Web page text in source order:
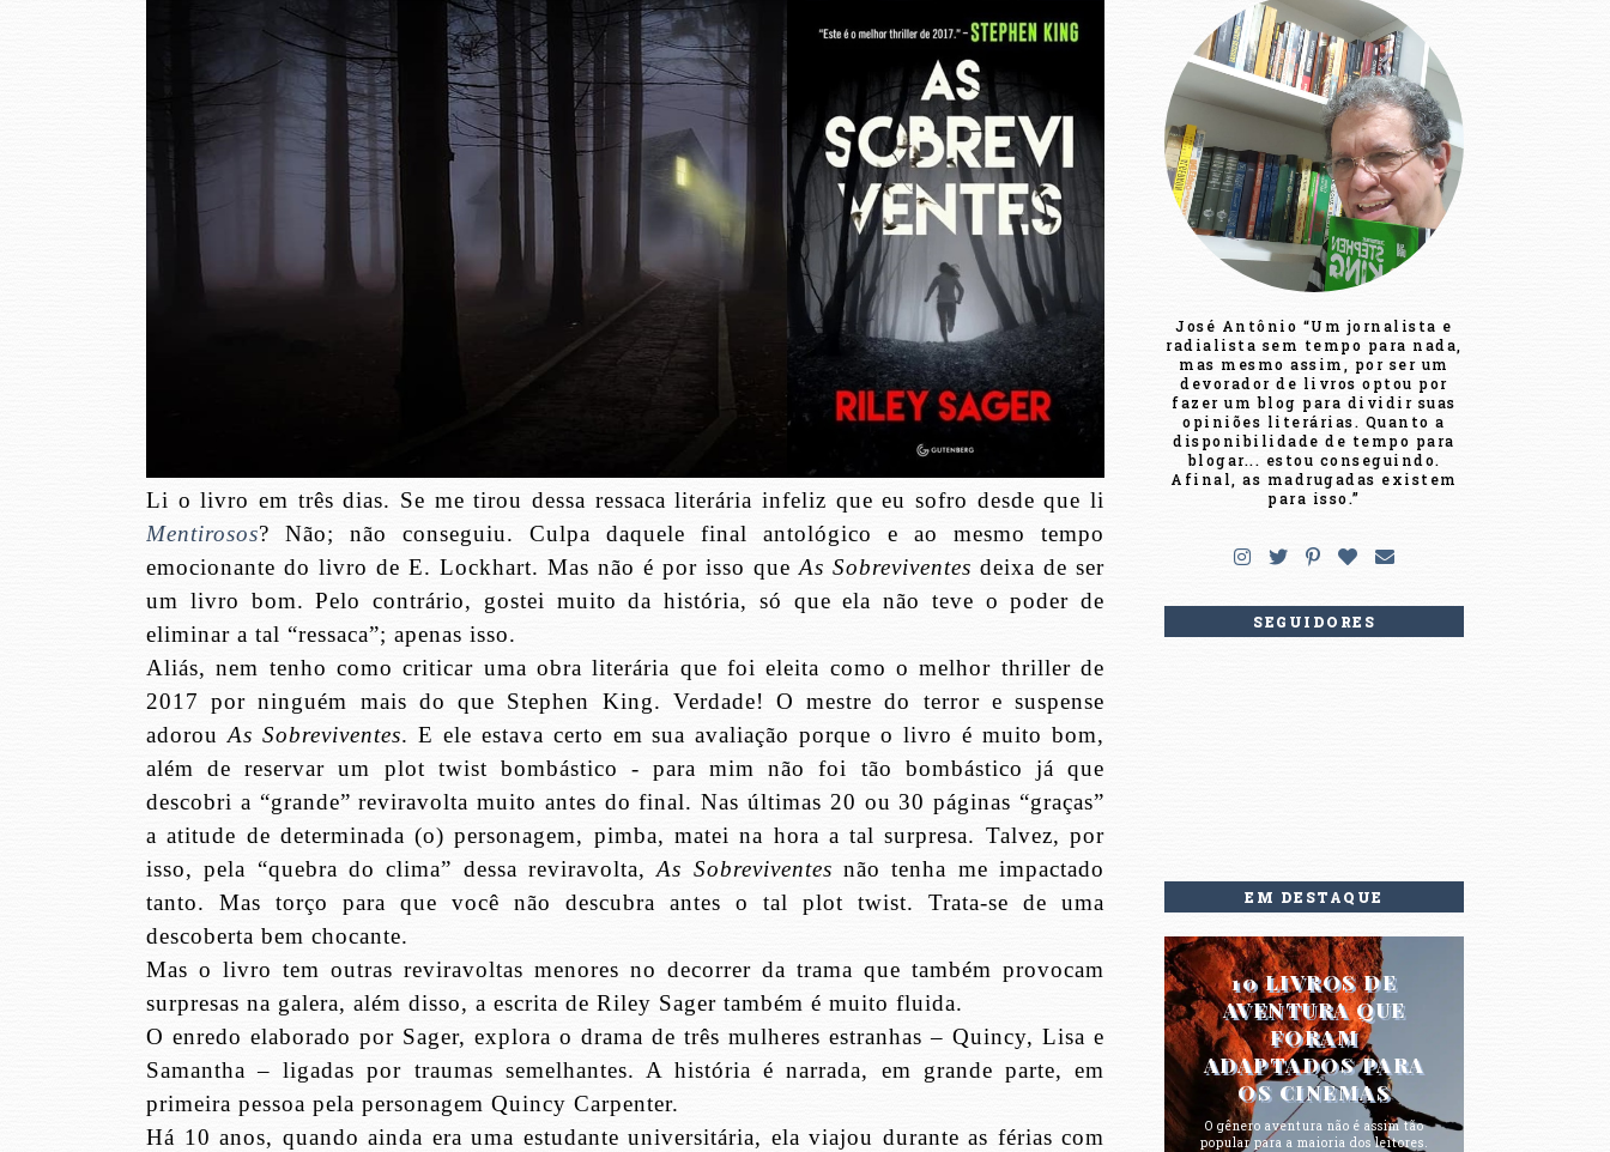
Li o livro em três dias. Se me tirou dessa ressaca literária infeliz que eu sofro desde que li
Mentirosos? Não; não conseguiu. Culpa daquele final antológico e ao mesmo tempo
emocionante do livro de E. Lockhart. Mas não é por isso queAs Sobreviventes deixa de ser
um livro bom. Pelo contrário, gostei muito da história, só que ela não teve o poder de
eliminar a tal “ressaca”; apenas isso.
Aliás, nem tenho como criticar uma obra literária que foi eleita como o melhor thriller de
2017 por ninguém mais do que Stephen King. Verdade! O mestre do terror e suspense
adorouAs Sobreviventes. E ele estava certo em sua avaliação porque o livro é muito bom,
além de reservar um plot twist bombástico - para mim não foi tão bombástico já que
descobri a “grande” reviravolta muito antes do final. Nas últimas 20 ou 30 páginas “graças”
a atitude de determinada (o) personagem, pimba, matei na hora a tal surpresa. Talvez, por
isso, pela “quebra do clima” dessa reviravolta,As Sobreviventes não tenha me impactado
tanto. Mas torço para que você não descubra antes o tal plot twist. Trata-se de uma
descoberta bem chocante.
Mas o livro tem outras reviravoltas menores no decorrer da trama que também provocam
surpresas na galera, além disso, a escrita de Riley Sager também é muito fluida.
O enredo elaborado por Sager, explora o drama de três mulheres estranhas – Quincy, Lisa e
Samantha – ligadas por traumas semelhantes. A história é narrada, em grande parte, em
primeira pessoa pela personagem Quincy Carpenter.
Há 10 anos, quando ainda era uma estudante universitária, ela viajou durante as férias com
José Antônio “Um jornalista e
radialista sem tempo para nada,
mas mesmo assim, por ser um
devorador de livros optou por
fazer um blog para dividir suas
opiniões literárias. Quanto a
disponibilidade de tempo para
blogar... estou conseguindo.
Afinal, as madrugadas existem
para isso.”
SEGUIDORES
EM DESTAQUE
10 LIVROS DE
AVENTURA QUE
FORAM
ADAPTADOS PARA
OS CINEMAS
O gênero aventura não é assim tão
popular para a maioria dos leitores.